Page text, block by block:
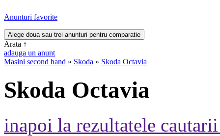
Anunturi favorite
Arata ↑
adauga un anunt
Masini second hand » Skoda » Skoda Octavia
Skoda Octavia
inapoi la rezultatele